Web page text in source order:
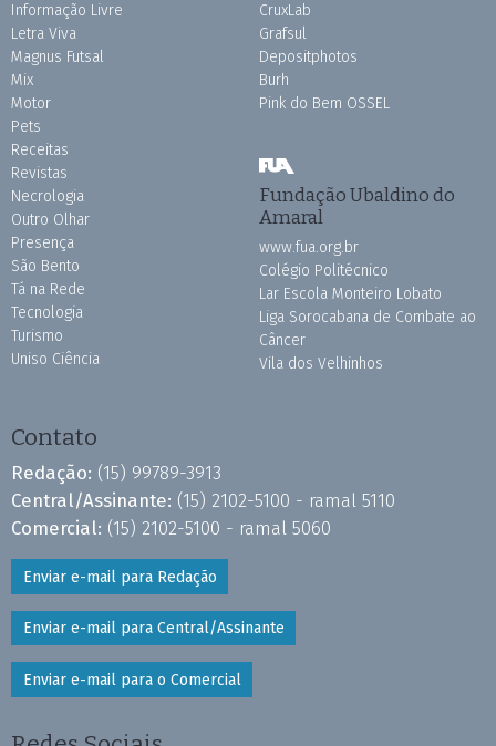
Informação Livre
Letra Viva
Magnus Futsal
Mix
Motor
Pets
Receitas
Revistas
Necrologia
Outro Olhar
Presença
São Bento
Tá na Rede
Tecnologia
Turismo
Uniso Ciência
CruxLab
Grafsul
Depositphotos
Burh
Pink do Bem OSSEL
Fundação Ubaldino do
Amaral
www.fua.org.br
Colégio Politécnico
Lar Escola Monteiro Lobato
Liga Sorocabana de Combate ao
Câncer
Vila dos Velhinhos
Contato
Redação: (15) 99789-3913
Central/Assinante: (15) 2102-5100 - ramal 5110
Comercial: (15) 2102-5100 - ramal 5060
Enviar e-mail para Redação
Enviar e-mail para Central/Assinante
Enviar e-mail para o Comercial